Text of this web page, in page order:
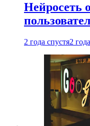
Нейросеть
2 года спустя2